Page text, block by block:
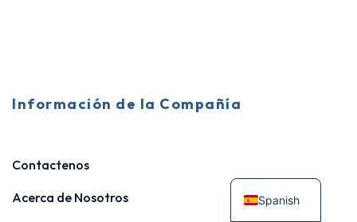
Información de la Compañía
Contactenos
Acerca de Nosotros Spanish